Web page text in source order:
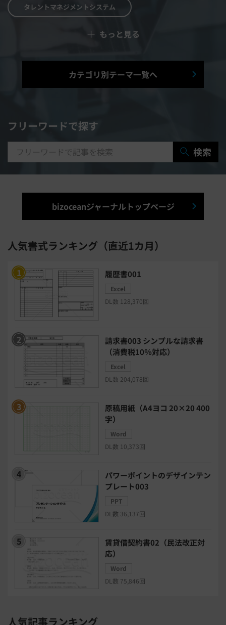
タレントマネジメントシステム
Web面接システム
シフト管理システム
契約書レビューシステム
研修システム 受付システム
出張管理システム 賃貸管理システム
入退室管理システム 福利厚生システム
チャットボットツール
セキュリティシステム
安否確認(総務)システム 経費精算システム
日程調整システム
BIツール CTIシステム
クラウドPBX
モチベーション管理システム
リモートアクセスツール
電子請求書システム 人事評価システム
給与計算システム eラーニングシステム
＋ もっと見る
カテゴリ別テーマ一覧へ
フリーワードで探す
検索
bizoceanジャーナルトップページ
人気書式ランキング（直近1カ月）
履歴書001
Excel
DL数 128,370回
請求書003 シンプルな請求書
（消費税10％対応）
Excel
DL数 204,078回
原稿用紙（A4ヨコ 20×20 400
字）
Word
DL数 10,373回
パワーポイントのデザインテン
プレート003
PPT
DL数 36,137回
賃貸借契約書02（民法改正対
応）
Word
DL数 75,846回
人気記事ランキング